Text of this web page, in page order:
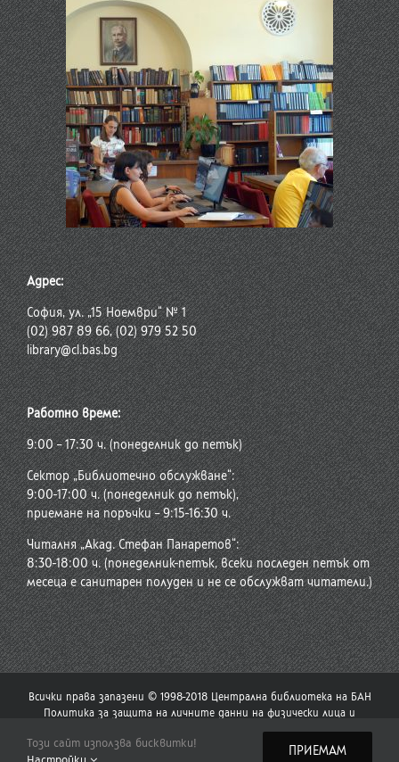
Адрес:
София, ул. „15 Ноември“ № 1
(02) 987 89 66, (02) 979 52 50
library@cl.bas.bg
Работно време:
9:00 – 17:30 ч. (понеделник до петък)
Сектор „Библиотечно обслужване“:
9:00-17:00 ч. (понеделник до петък),
приемане на поръчки – 9:15-16:30 ч.
Читалня „Акад. Стефан Панаретов“:
8:30-18:00 ч. (понеделник-петък, всеки последен петък от
месеца е санитарен полуден и не се обслужват читатели.)
Всички права запазени © 1998-2018 Централна библиотека на БАН
Политика за защита на личните данни на физически лица и
политика за употреба на бисквитки
Стар сайт на Централната библиотека
Сайт на Българската
Този сайт използва бисквитки!
Настройки
ПРИЕМАМ